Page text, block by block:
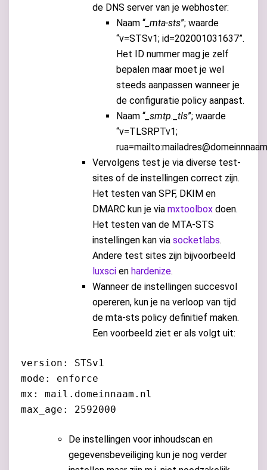
de DNS server van je webhoster:
Naam “ _mta-sts”; waarde
“v=STSv1; id=202001031637”.
Het ID nummer mag je zelf
bepalen maar moet je wel
steeds aanpassen wanneer je
de configuratie policy aanpast.
Naam “ _smtp._tls”; waarde
“v=TLSRPTv1;
Vervolgens test je via diverse test-
sites of de instellingen correct zijn.
Het testen van SPF, DKIM en
DMARC kun je via mxtoolbox doen.
Het testen van de MTA-STS
instellingen kan via socketlabs.
Andere test sites zijn bijvoorbeeld
luxsci en hardenize.
Wanneer de instellingen succesvol
opereren, kun je na verloop van tijd
de mta-sts policy definitief maken.
Een voorbeeld ziet er als volgt uit:
version: STSv1
mode: enforce
mx: mail.domeinnaam.nl
max_age: 2592000
De instellingen voor inhoudscan en
gegevensbeveiliging kun je nog verder